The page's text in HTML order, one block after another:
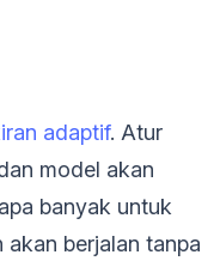
adaptif. Atur
model akan
banyak untuk
akan berjalan tanpa